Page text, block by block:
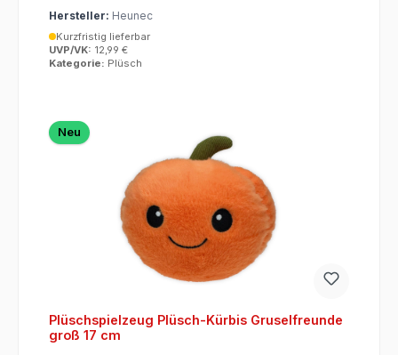
Hersteller: Heunec
Kurzfristig lieferbar
UVP/VK: 12,99 €
Kategorie: Plüsch
Neu
Plüschspielzeug Plüsch-Kürbis Gruselfreunde
groß 17 cm